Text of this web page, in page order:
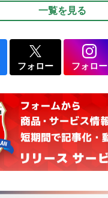
一覧を見る
フォロー フォロー